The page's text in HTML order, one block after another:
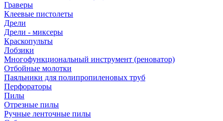
Граверы
Клеевые пистолеты
Дрели
Дрели - миксеры
Краскопульты
Лобзики
Многофункциональный инструмент (реноватор)
Отбойные молотки
Паяльники для полипропиленовых труб
Перфораторы
Пилы
Отрезные пилы
Ручные ленточные пилы